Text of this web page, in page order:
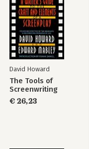
gewaardeerd en
gaan
te worden
David Howard
The Tools of
Screenwriting
€ 26,23